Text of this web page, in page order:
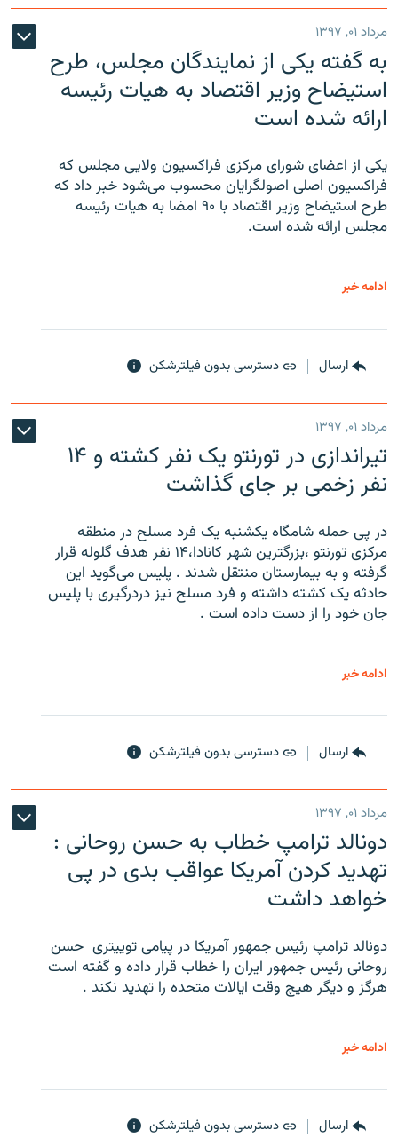
مرداد ۰۱, ۱۳۹۷
به گفته یکی از نمایندگان مجلس، طرح
استیضاح وزیر اقتصاد به هیات رئیسه
ارائه شده است
یکی از اعضای شورای مرکزی فراکسیون ولایی مجلس که
فراکسیون اصلی اصولگرایان محسوب می‌شود خبر داد که
طرح استیضاح وزیر اقتصاد با ۹۰ امضا به هیات رئیسه
مجلس ارائه شده است.
ادامه خبر
ارسال دسترسی بدون فیلترشکن
مرداد ۰۱, ۱۳۹۷
تیراندازی در تورنتو یک نفر کشته و ۱۴
نفر زخمی بر جای گذاشت
در پی حمله شامگاه یکشنبه یک فرد مسلح در منطقه
مرکزی تورنتو ،‌بزرگترین شهر کانادا،۱۴ نفر هدف گلوله قرار
گرفته و به بیمارستان منتقل شدند . پلیس می‌گوید این
حادثه یک کشته داشته و فرد مسلح نیز دردرگیری با پلیس
جان خود را از دست داده است .
ادامه خبر
ارسال دسترسی بدون فیلترشکن
مرداد ۰۱, ۱۳۹۷
دونالد ترامپ خطاب به حسن روحانی :
تهدید کردن آمریکا عواقب بدی در پی
خواهد داشت
دونالد ترامپ رئیس جمهور آمریکا در پیامی توییتری ‌ حسن
روحانی رئیس جمهور ایران را خطاب قرار داده و گفته است
هرگز و دیگر هیچ وقت ایالات متحده را تهدید نکند .
ادامه خبر
ارسال دسترسی بدون فیلترشکن